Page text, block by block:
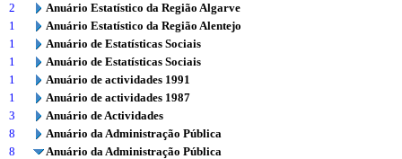
2
Anuário Estatístico da Região Algarve
1
Anuário Estatístico da Região Alentejo
1
Anuário de Estatísticas Sociais
1
Anuário de Estatísticas Sociais
1
Anuário de actividades 1991
1
Anuário de actividades 1987
3
Anuário de Actividades
8
Anuário da Administração Pública
8
Anuário da Administração Pública